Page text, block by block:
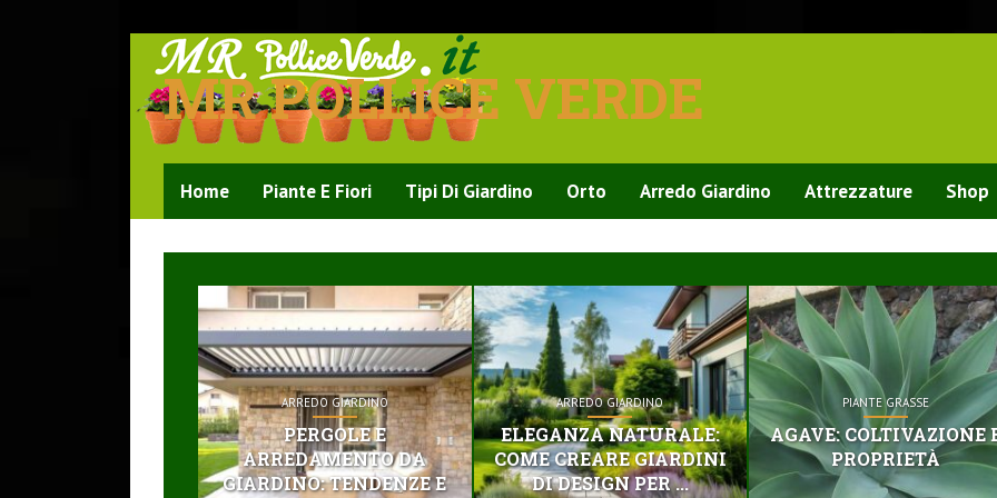
MR POLLICE VERDE
Home Piante E Fiori Tipi Di Giardino Orto Arredo Giardino Attrezzature Shop
ARREDO GIARDINO
PERGOLE E
ARREDAMENTO DA
GIARDINO: TENDENZE E
ARREDO GIARDINO
ELEGANZA NATURALE:
COME CREARE GIARDINI
DI DESIGN PER ...
PIANTE GRASSE
AGAVE: COLTIVAZIONE
PROPRIETÀ